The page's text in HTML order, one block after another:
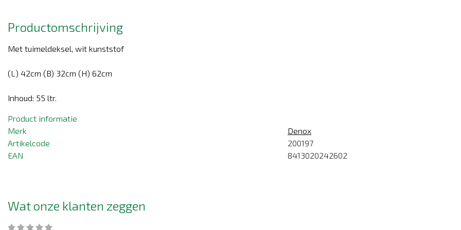
Productomschrijving
Met tuimeldeksel, wit kunststof
(L) 42cm (B) 32cm (H) 62cm
Inhoud: 55 ltr.
Product informatie
Merk
Denox
Artikelcode
200197
EAN
8413020242602
Wat onze klanten zeggen